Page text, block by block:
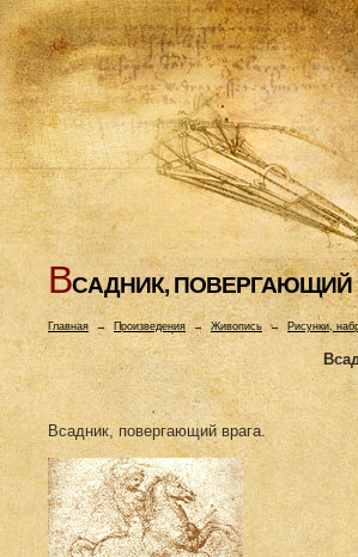
ВСАДHИК, ПОВЕРГАЮЩИЙ
Главная→ Произведения → Живопись → Рисунки,
Всадник, повергающий врага.